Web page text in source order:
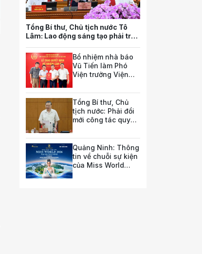
Tổng Bí thư, Chủ tịch nước Tô
Lâm: Lao động sáng tạo phải trở
của quốc gia trong tương lai
Bổ nhiệm nhà báo
Vũ Tiến làm Phó
Viện trưởng Viện
luật và chính sách
doanh nghiệp
Tổng Bí thư, Chủ
tịch nước: Phải đổi
mới công tác quy
phát triển hạ tầng
Quảng Ninh: Thông
tin về chuỗi sự kiện
của Miss World